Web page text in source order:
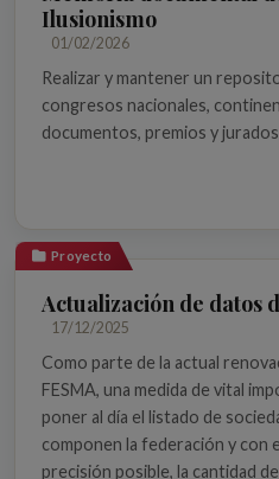
Ilusionismo
01/02/2026
Realizar y mantener un
congresos nacionales,
documentos, premios y
Proyecto
Actualización de datos
17/12/2025
Como parte de la actual
FESMA, una medida de vital
poner al día el listado de
componen la federación y con
precisión posible, la cantidad